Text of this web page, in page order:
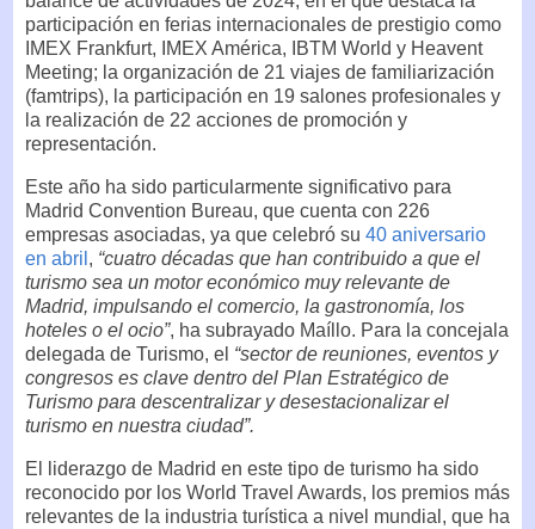
participación en ferias internacionales de prestigio como
IMEX Frankfurt, IMEX América, IBTM World y Heavent
Meeting; la organización de 21 viajes de familiarización
(famtrips), la participación en 19 salones profesionales y
la realización de 22 acciones de promoción y
representación.
Este año ha sido particularmente significativo para
Madrid Convention Bureau, que cuenta con 226
empresas asociadas, ya que celebró su 40 aniversario
en abril , “cuatro décadas que han contribuido a que el
turismo sea un motor económico muy relevante de
Madrid, impulsando el comercio, la gastronomía, los
hoteles o el ocio”, ha subrayado Maíllo. Para la concejala
delegada de Turismo, el “sector de reuniones, eventos y
congresos es clave dentro del Plan Estratégico de
Turismo para descentralizar y desestacionalizar el
turismo en nuestra ciudad”.
El liderazgo de Madrid en este tipo de turismo ha sido
reconocido por los World Travel Awards, los premios más
relevantes de la industria turística a nivel mundial, que ha